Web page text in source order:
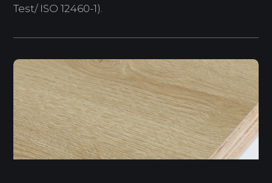
Test/ ISO 12460-1).